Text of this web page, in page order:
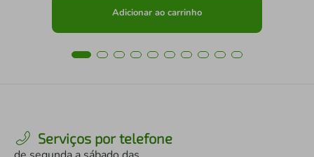
Adicionar ao carrinho
Serviços por telefone